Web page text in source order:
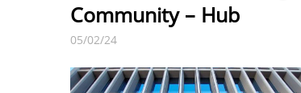
Community – Hub
05/02/24